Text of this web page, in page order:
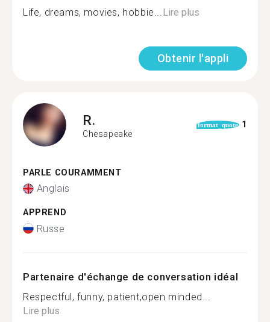
Life, dreams, movies, hobbie... Lire plus
Obtenir l'appli
R.
Chesapeake
format_quote 1
PARLE COURAMMENT
Anglais
APPREND
Russe
Partenaire d'échange de conversation idéal
Respectful, funny, patient,open minded...
Lire plus